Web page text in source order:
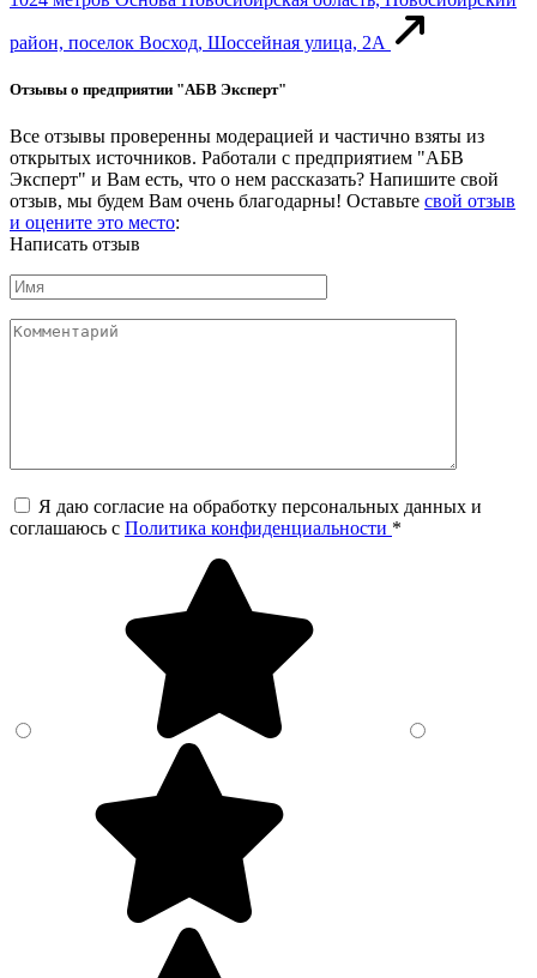
район, поселок Восход, Шоссейная улица, 2А
Отзывы о предприятии "АБВ Эксперт"
Все отзывы проверенны модерацией и частично взяты из
открытых источников. Работали с предприятием "АБВ
Эксперт" и Вам есть, что о нем рассказать? Напишите свой
отзыв, мы будем Вам очень благодарны! Оставьте свой отзыв
и оцените это место:
Написать отзыв
Я даю согласие на обработку персональных данных и
соглашаюсь c Политика конфиденциальности *